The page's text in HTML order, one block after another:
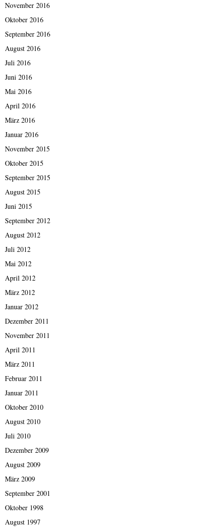
November 2016
Oktober 2016
September 2016
August 2016
Juli 2016
Juni 2016
Mai 2016
April 2016
März 2016
Januar 2016
November 2015
Oktober 2015
September 2015
August 2015
Juni 2015
September 2012
August 2012
Juli 2012
Mai 2012
April 2012
März 2012
Januar 2012
Dezember 2011
November 2011
April 2011
März 2011
Februar 2011
Januar 2011
Oktober 2010
August 2010
Juli 2010
Dezember 2009
August 2009
März 2009
September 2001
Oktober 1998
August 1997